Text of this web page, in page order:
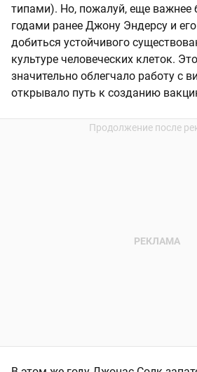
типами). Но, пожалуй, еще важнее
годами ранее Джону Эндерсу и
добиться устойчивого
культуре человеческих клеток.
значительно облегчало работу с
открывало путь к созданию